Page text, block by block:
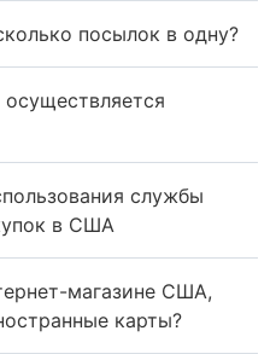
посылок в одну?
службы
в США
магазине США,
карты?